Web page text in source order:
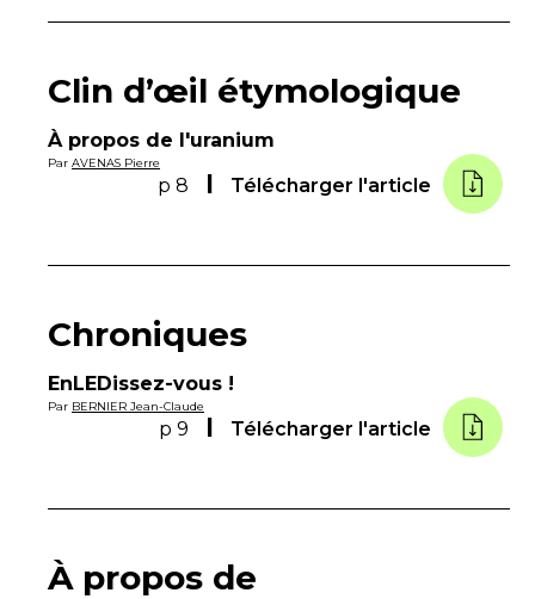
Clin d’œil étymologique
À propos de l'uranium
Par AVENAS Pierre
p 8 Télécharger l'article
Chroniques
EnLEDissez-vous !
Par BERNIER Jean-Claude
p 9 Télécharger l'article
À propos de